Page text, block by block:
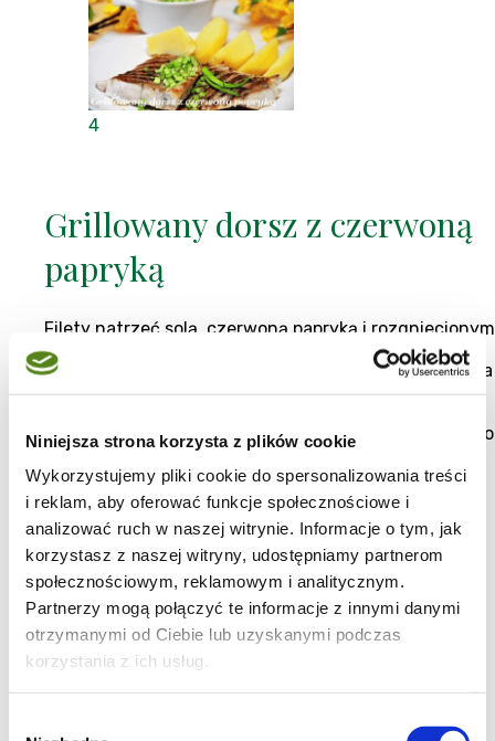
Niniejsza strona korzysta z plików cookie
Wykorzystujemy pliki cookie do spersonalizowania treści
i reklam, aby oferować funkcje społecznościowe i
analizować ruch w naszej witrynie. Informacje o tym, jak
korzystasz z naszej witryny, udostępniamy partnerom
społecznościowym, reklamowym i analitycznym.
Partnerzy mogą połączyć te informacje z innymi danymi
otrzymanymi od Ciebie lub uzyskanymi podczas
korzystania z ich usług.
4
Grillowany dorsz z czerwoną
papryką
Filety natrzeć solą, czerwoną papryką i rozgniecionym
pieprzem. Skropić sokiem z cytryny, odstawic do
lodówki na około 30 minut. Odrobinę oleju rozgrzać na
grillowanej patelni a następnie układać filety.
dresingiem paprykowym i dodatkiem poszatkowanego
szczypiorku.
Grill|
Ryby |
do 1h
katarzyna_sar@gazeta.pl Blog:
Kuchnia na 5
01-04-2010